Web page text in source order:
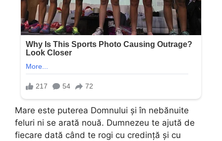
Mare este puterea Domnului și în nebănuite
feluri ni se arată nouă. Dumnezeu te ajută de
fiecare dată când te rogi cu credință și cu